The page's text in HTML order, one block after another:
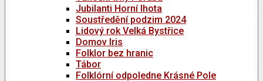
Jubilanti Horní lhota
Soustředění podzim 2024
Lidový rok Velká Bystřice
Domov Iris
Folklor bez hranic
Tábor
Folklórní odpoledne Krásné Pole